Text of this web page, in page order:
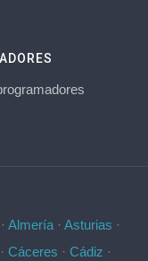
Almería· Asturias ·
· Cáceres · Cádiz ·